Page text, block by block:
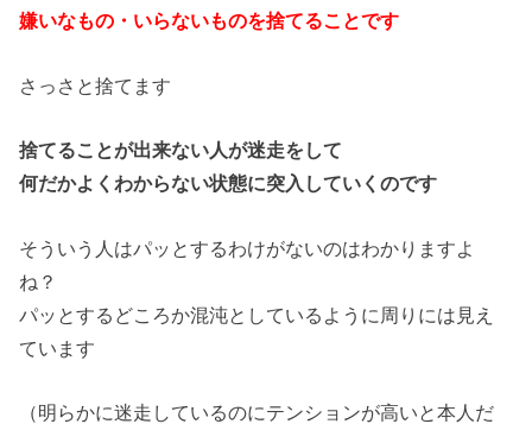
嫌いなもの・いらないものを捨てることです
さっさと捨てます
捨てることが出来ない人が迷走をして
何だかよくわからない状態に突入していくのです
そういう人はパッとするわけがないのはわかりますよ
ね？
パッとするどころか混沌としているように周りには見え
ています
（明らかに迷走しているのにテンションが高いと本人だ